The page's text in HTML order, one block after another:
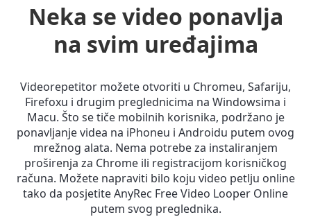
Neka se video ponavlja
na svim uređajima
Videorepetitor možete otvoriti u Chromeu, Safariju,
Firefoxu i drugim preglednicima na Windowsima i
Macu. Što se tiče mobilnih korisnika, podržano je
ponavljanje videa na iPhoneu i Androidu putem ovog
mrežnog alata. Nema potrebe za instaliranjem
proširenja za Chrome ili registracijom korisničkog
računa. Možete napraviti bilo koju video petlju online
tako da posjetite AnyRec Free Video Looper Online
putem svog preglednika.